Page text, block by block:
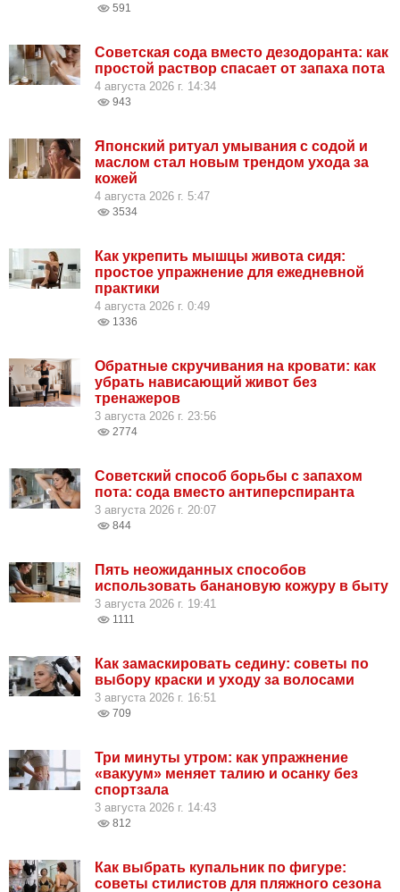
591
Советская сода вместо дезодоранта: как
простой раствор спасает от запаха пота
4 августа 2026 г. 14:34
943
Японский ритуал умывания с содой и
маслом стал новым трендом ухода за
кожей
4 августа 2026 г. 5:47
3534
Как укрепить мышцы живота сидя:
простое упражнение для ежедневной
практики
4 августа 2026 г. 0:49
1336
Обратные скручивания на кровати: как
убрать нависающий живот без
тренажеров
3 августа 2026 г. 23:56
2774
Советский способ борьбы с запахом
пота: сода вместо антиперспиранта
3 августа 2026 г. 20:07
844
Пять неожиданных способов
использовать банановую кожуру в быту
3 августа 2026 г. 19:41
1111
Как замаскировать седину: советы по
выбору краски и уходу за волосами
3 августа 2026 г. 16:51
709
Три минуты утром: как упражнение
«вакуум» меняет талию и осанку без
спортзала
3 августа 2026 г. 14:43
812
Как выбрать купальник по фигуре:
советы стилистов для пляжного сезона